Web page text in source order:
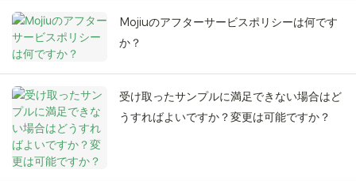
Mojiuのアフターサービスポリシーは何です
か？
受け取ったサンプルに満足できない場合はど
うすればよいですか？変更は可能ですか？